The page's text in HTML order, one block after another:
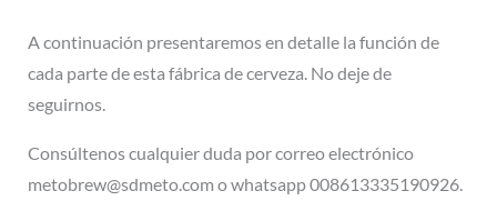
A continuación presentaremos en detalle la función de
cada parte de esta fábrica de cerveza. No deje de
seguirnos.
Consúltenos cualquier duda por correo electrónico
metobrew@sdmeto.com o whatsapp 008613335190926.